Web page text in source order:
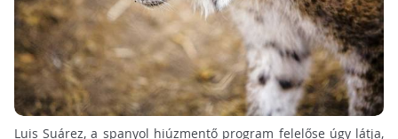
Luis Suárez, a spanyol hiúzmentő program felelőse úgy látja,